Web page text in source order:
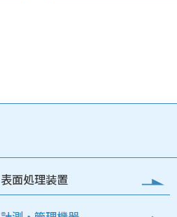
表面処理装置